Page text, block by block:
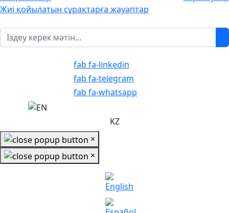
Жиі қойылатын сұрақтарға жауаптар
1
fab fa-linkedin
fab fa-telegram
fab fa-whatsapp
KZ
×
×